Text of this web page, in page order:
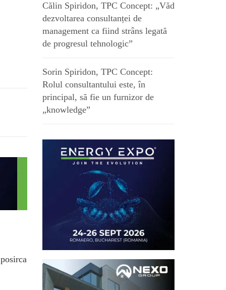
Călin Spiridon, TPC Concept: „Văd
dezvoltarea consultanței de
management ca fiind strâns legată
de progresul tehnologic”
Sorin Spiridon, TPC Concept:
Rolul consultantului este, în
principal, să fie un furnizor de
„knowledge”